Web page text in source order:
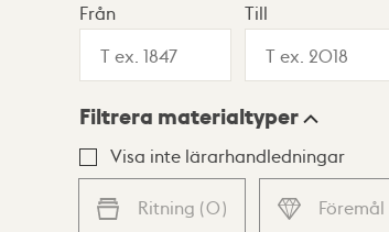
Visningsläge
Lista Karta
Från Till
Filtrera materialtyper
Visa inte lärarhandledningar
Ritning (0) Föremål